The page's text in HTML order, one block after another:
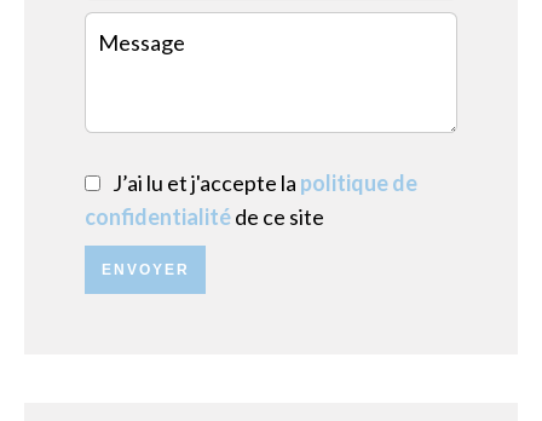
J’ai lu et j'accepte la politique de
confidentialitéde ce site
ENVOYER